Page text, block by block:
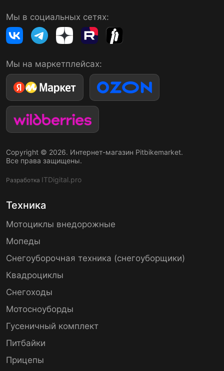
Мы в социальных сетях:
Мы на маркетплейсах:
Copyright © 2026. Интернет-магазин Pitbikemarket.
Все права защищены.
Разработка ITDigital.pro
Техника
Мотоциклы внедорожные
Мопеды
Снегоуборочная техника (снегоуборщики)
Квадроциклы
Снегоходы
Мотосноуборды
Гусеничный комплект
Питбайки
Прицепы